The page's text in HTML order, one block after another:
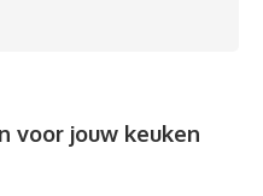
voor jouw keuken